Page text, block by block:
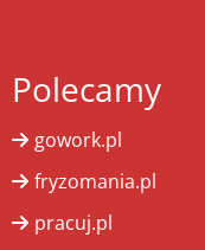
Polecamy
gowork.pl
fryzomania.pl
pracuj.pl